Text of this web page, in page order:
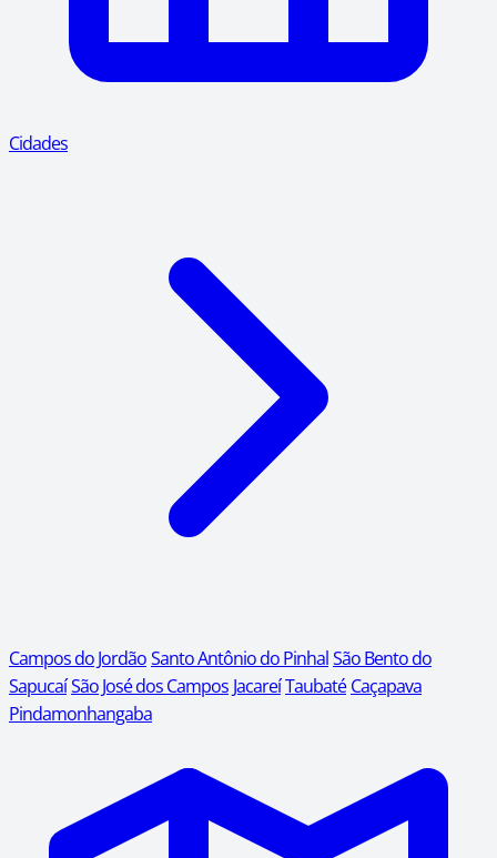
Cidades
Campos do JordãoSanto Antônio do PinhalSão Bento do
SapucaíSão José dos Campos JacareíTaubaté Caçapava
Pindamonhangaba